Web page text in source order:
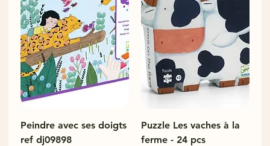
Peindre avec ses doigts
ref dj09898
Puzzle Les vaches à la
ferme - 24 pcs